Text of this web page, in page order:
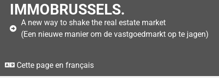
IMMOBRUSSELS.
A new way to shake the real estate market
(Een nieuwe manier om de vastgoedmarkt op te jagen)
Cette page en français